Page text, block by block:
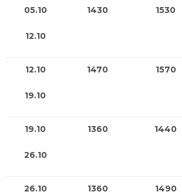
05.10
12.10
1430 1530
12.10
19.10
1470 1570
19.10
26.10
1360 1440
26.10 1360 1490